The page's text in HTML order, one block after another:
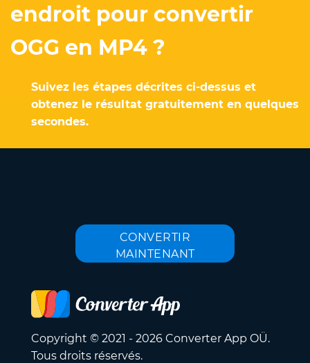
endroit pour convertir
OGG en MP4 ?
Suivez les étapes décrites ci-dessus et
obtenez le résultat gratuitement en quelques
secondes.
CONVERTIR
MAINTENANT
Copyright © 2021 - 2026 Converter App OÜ.
Tous droits réservés.